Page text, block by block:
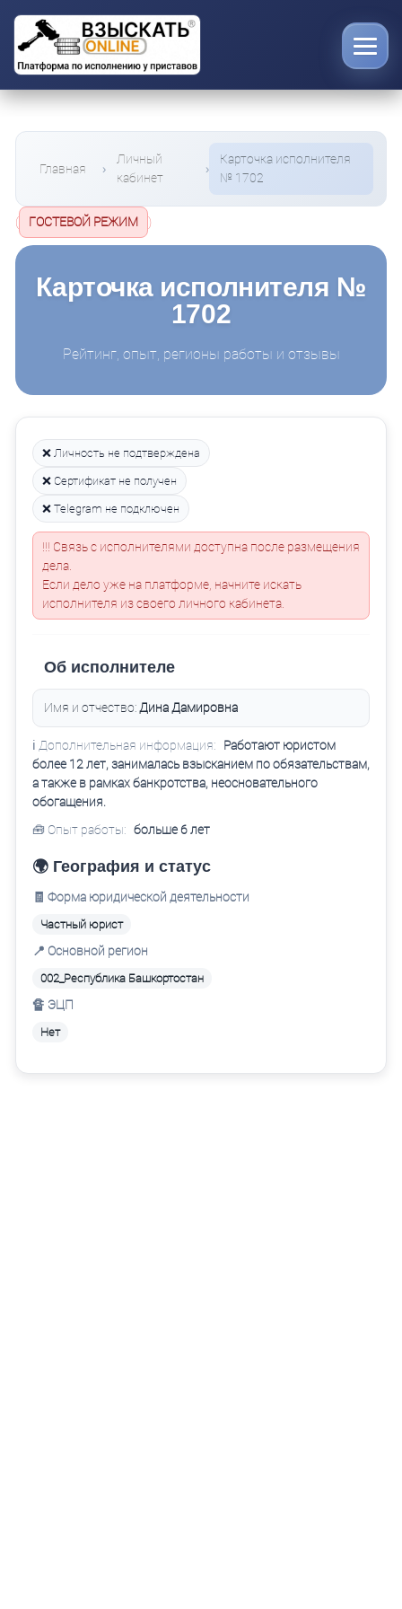
Главная
Личный
кабинет
Карточка исполнителя
№ 1702
( ГОСТЕВОЙ РЕЖИМ )
Карточка исполнителя №
1702
Рейтинг, опыт, регионы работы и отзывы
❌ Личность не подтверждена
❌ Сертификат не получен
❌ Telegram не подключен
!!! Связь с исполнителями доступна после размещения
дела.
Если дело уже на платформе, начните искать
исполнителя из своего личного кабинета.
Об исполнителе
Имя и отчество:Дина Дамировна
ℹ️ Дополнительная информация:
Работают юристом
более 12 лет, занималась взысканием по обязательствам,
а также в рамках банкротства, неосновательного
обогащения.
🧰 Опыт работы: больше 6 лет
🌍 География и статус
🧾 Форма юридической деятельности
Частный юрист
📍 Основной регион
002_Республика Башкортостан
🔏 ЭЦП
Нет